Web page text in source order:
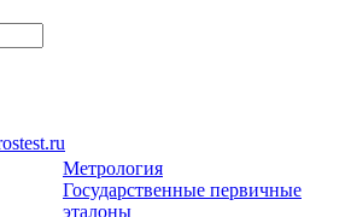
Метрология
Государственные первичные
эталоны